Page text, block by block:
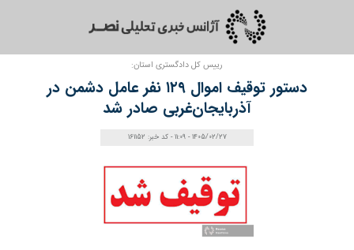
رییس کل دادگستری استان:
دستور توقیف اموال ۱۲۹ نفر عامل دشمن در
آذربایجان‌غربی صادر شد
1405/02/27 - 11:09 - کد خبر: 161152